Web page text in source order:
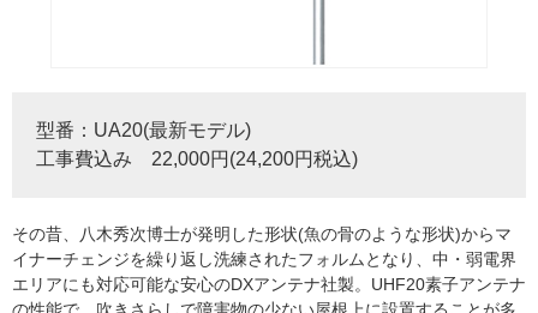
型番：UA20(最新モデル)
工事費込み 22,000円(24,200円税込)
その昔、八木秀次博士が発明した形状(魚の骨のような形状)からマ
イナーチェンジを繰り返し洗練されたフォルムとなり、中・弱電界
エリアにも対応可能な安心のDXアンテナ社製。UHF20素子アンテナ